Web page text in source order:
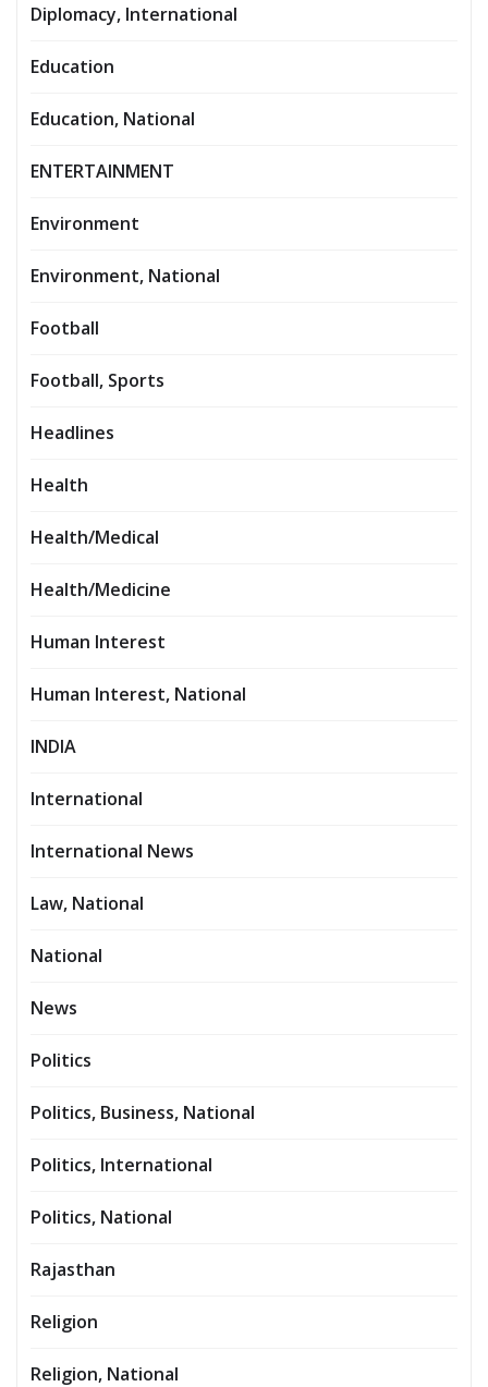
Diplomacy, International
Education
Education, National
ENTERTAINMENT
Environment
Environment, National
Football
Football, Sports
Headlines
Health
Health/Medical
Health/Medicine
Human Interest
Human Interest, National
INDIA
International
International News
Law, National
National
News
Politics
Politics, Business, National
Politics, International
Politics, National
Rajasthan
Religion
Religion, National